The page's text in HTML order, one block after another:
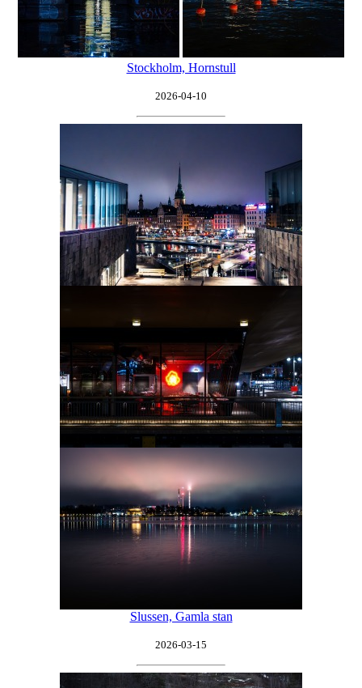
Stockholm, Hornstull
2026-04-10
Slussen, Gamla stan
2026-03-15